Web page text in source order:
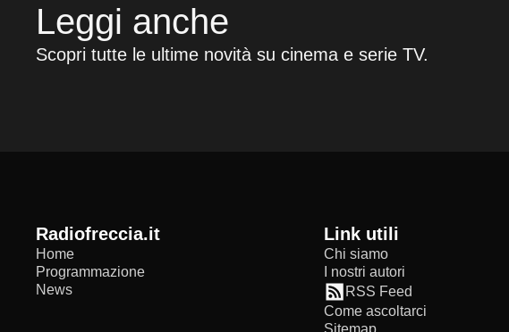
Leggi anche
Scopri tutte le ultime novità su cinema e serie TV.
radiofreccia.it
Home
Programmazione
News
Link utili
Chi siamo
I nostri autori
RSS Feed
Come ascoltarci
Sitemap